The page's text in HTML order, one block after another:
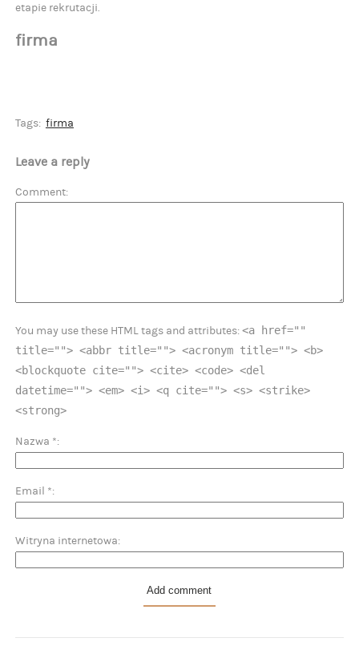
etapie rekrutacji.
firma
Tags: firma
Leave a reply
Comment
You may use these HTML tags and attributes:<a href=""
title=""> <abbr title=""> <acronym title=""> <b>
<blockquote cite=""> <cite> <code> <del
datetime=""> <em> <i> <q cite=""> <s> <strike>
<strong>
Nazwa *
Email *
Witryna internetowa